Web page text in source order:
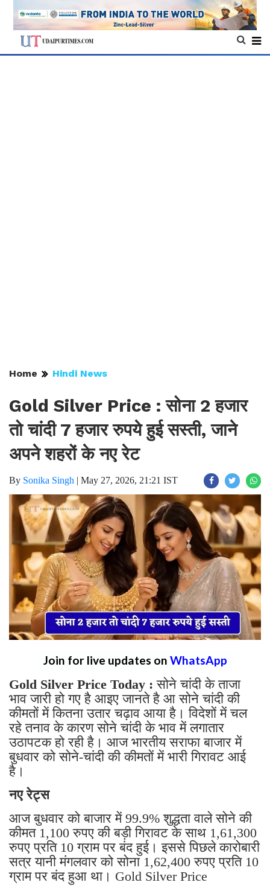
Home Hindi News
Gold Silver Price : सोना 2 हजार
तो चांदी 7 हजार रुपये हुई सस्ती, जाने
अपने शहरों के नए रेट
By Sonika Singh | May 27, 2026, 21:21 IST
Join for live updates on WhatsApp
Gold Silver Price Today : सोने चांदी के ताजा
भाव जारी हो गए है आइए जानते है आ सोने चांदी की
कीमतों में कितना उतार चढ़ाव आया है। विदेशों में चल
रहे तनाव के कारण सोने चांदी के भाव में लगातार
उठापटक हो रही है। आज भारतीय सराफा बाजार में
बुधवार को सोने-चांदी की कीमतों में भारी गिरावट आई
है।
नए रेट्स
आज बुधवार को बाजार में 99.9% शुद्धता वाले सोने की
कीमत 1,100 रुपए की बड़ी गिरावट के साथ 1,61,300
रुपए प्रति 10 ग्राम पर बंद हुई। इससे पिछले कारोबारी
सत्र यानी मंगलवार को सोना 1,62,400 रुपए प्रति 10
ग्राम पर बंद हुआ था। Gold Silver Price